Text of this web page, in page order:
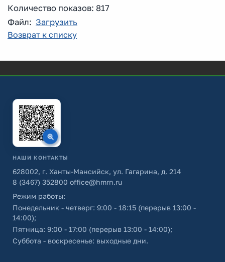
Количество показов: 817
Файл: Загрузить
Возврат к списку
НАШИ КОНТАКТЫ
628002, г. Ханты-Мансийск, ул. Гагарина, д. 214
8 (3467) 352800 office@hmrn.ru
Режим работы:
Понедельник - четверг: 9:00 - 18:15 (перерыв 13:00 -
14:00);
Пятница: 9:00 - 17:00 (перерыв 13:00 - 14:00);
Суббота - воскресенье: выходные дни.